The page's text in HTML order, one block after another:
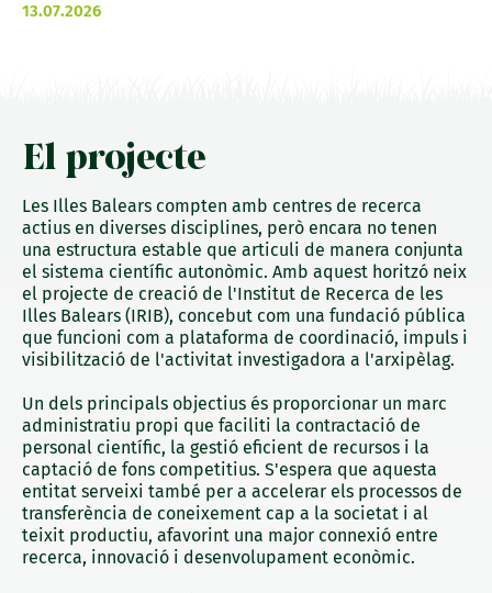
13.07.2026
El projecte
Les Illes Balears compten amb centres de recerca
actius en diverses disciplines, però encara no tenen
una estructura estable que articuli de manera conjunta
el sistema científic autonòmic. Amb aquest horitzó neix
el projecte de creació de l'Institut de Recerca de les
Illes Balears (IRIB), concebut com una fundació pública
que funcioni com a plataforma de coordinació, impuls i
visibilització de l'activitat investigadora a l'arxipèlag.
Un dels principals objectius és proporcionar un marc
administratiu propi que faciliti la contractació de
personal científic, la gestió eficient de recursos i la
captació de fons competitius. S'espera que aquesta
entitat serveixi també per a accelerar els processos de
transferència de coneixement cap a la societat i al
teixit productiu, afavorint una major connexió entre
recerca, innovació i desenvolupament econòmic.